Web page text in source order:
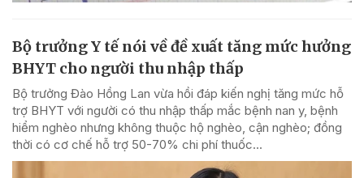
Bộ trưởng Y tế nói về đề xuất tăng mức hưởng
BHYT cho người thu nhập thấp
Bộ trưởng Đào Hồng Lan vừa hồi đáp kiến nghị tăng mức hỗ
trợ BHYT với người có thu nhập thấp mắc bệnh nan y, bệnh
hiểm nghèo nhưng không thuộc hộ nghèo, cận nghèo; đồng
thời có cơ chế hỗ trợ 50-70% chi phí thuốc...